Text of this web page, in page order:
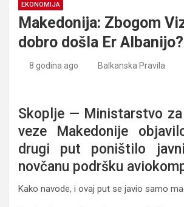
EKONOMIJA
Makedonija: Zbogom
dobro došla Er Albanijo?
8 godina ago Balkanska Pravila
Skoplje — Ministarstvo
veze Makedonije
drugi put poništilo
novčanu podršku
Kako navode, i ovaj put se javio samo